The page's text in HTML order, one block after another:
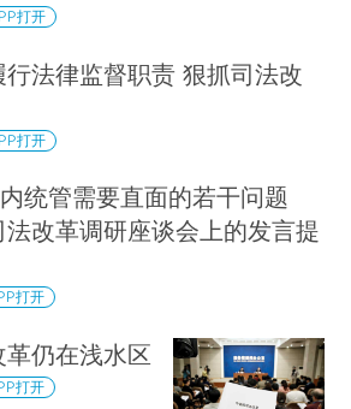
打开
法律监督职责 狠抓司法改
打开
统管需要直面的若干问题
改革调研座谈会上的发言提
打开
仍在浅水区
打开